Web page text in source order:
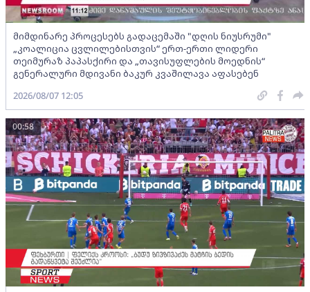
მიმდინარე პროცესებს გადაცემაში "დღის ნიუსრუმი"
„კოალიცია ცვლილებისთვის“ ერთ-ერთი ლიდერი
თეიმურაზ პაპასქირი და „თავისუფლების მოედნის“
გენერალური მდივანი ბაკურ კვაშილავა აფასებენ
2026/08/07 12:05
00:58